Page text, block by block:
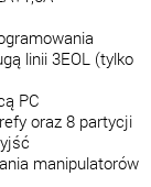
linii 3EOL (tylko
PC
oraz 8 partycji
manipulatorów